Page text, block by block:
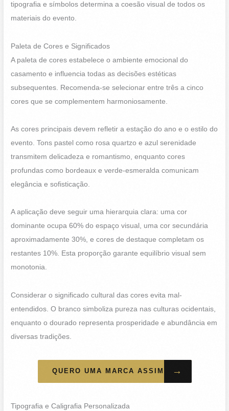
tipografia e símbolos determina a coesão visual de todos os
materiais do evento.
Paleta de Cores e Significados
A paleta de cores estabelece o ambiente emocional do
casamento e influencia todas as decisões estéticas
subsequentes. Recomenda-se selecionar entre três a cinco
cores que se complementem harmoniosamente.
As cores principais devem refletir a estação do ano e o estilo do
evento. Tons pastel como rosa quartzo e azul serenidade
transmitem delicadeza e romantismo, enquanto cores
profundas como bordeaux e verde-esmeralda comunicam
elegância e sofisticação.
A aplicação deve seguir uma hierarquia clara: uma cor
dominante ocupa 60% do espaço visual, uma cor secundária
aproximadamente 30%, e cores de destaque completam os
restantes 10%. Esta proporção garante equilíbrio visual sem
monotonia.
Considerar o significado cultural das cores evita mal-
entendidos. O branco simboliza pureza nas culturas ocidentais,
enquanto o dourado representa prosperidade e abundância em
diversas tradições.
QUERO UMA MARCA ASSIM →
Tipografia e Caligrafia Personalizada